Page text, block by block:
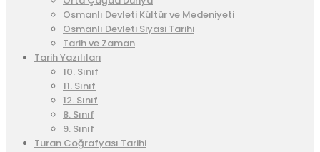
Osmanlı Devleti Kültür ve Medeniyeti
Osmanlı Devleti Siyasi Tarihi
Tarih ve Zaman
Tarih Yazılıları
10. Sınıf
11. Sınıf
12. Sınıf
8. Sınıf
9. Sınıf
Turan Coğrafyası Tarihi